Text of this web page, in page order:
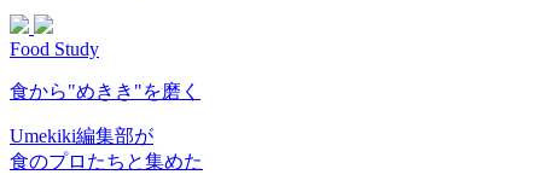
Food Study
食から"めきき"を磨く
Umekiki編集部が
食のプロたちと集めた